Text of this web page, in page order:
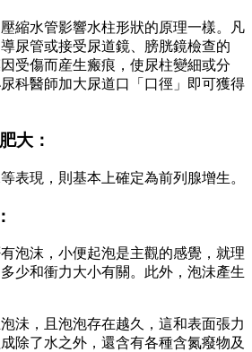
縮水管影響水柱形狀的原理一樣。凡
尿管或接受尿道鏡、膀胱鏡檢查的
受傷而産生瘢痕，使尿柱變細或分
科醫師加大尿道口「口徑」即可獲得
大：
表現，則基本上確定為前列腺增生。
泡沫，小便起泡是主觀的感覺，就理
少和衝力大小有關。此外，泡沬產生
沬，且泡泡存在越久，這和表面張力
除了水之外，還含有各種含氮癈物及